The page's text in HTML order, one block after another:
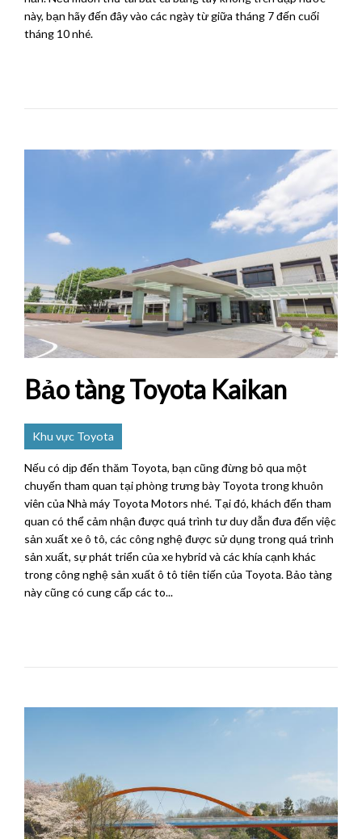
này, bạn hãy đến đây vào các ngày từ giữa tháng 7 đến cuối
tháng 10 nhé.
Bảo tàng Toyota Kaikan
Khu vực Toyota
Nếu có dịp đến thăm Toyota, bạn cũng đừng bỏ qua một
chuyến tham quan tại phòng trưng bày Toyota trong khuôn
viên của Nhà máy Toyota Motors nhé. Tại đó, khách đến tham
quan có thể cảm nhận được quá trình tư duy dẫn đưa đến việc
sản xuất xe ô tô, các công nghệ được sử dụng trong quá trình
sản xuất, sự phát triển của xe hybrid và các khía cạnh khác
trong công nghệ sản xuất ô tô tiên tiến của Toyota. Bảo tàng
này cũng có cung cấp các to...